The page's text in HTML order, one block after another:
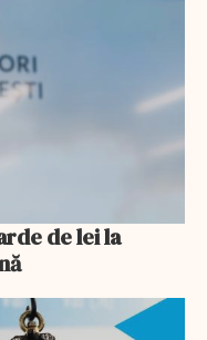
de lei la